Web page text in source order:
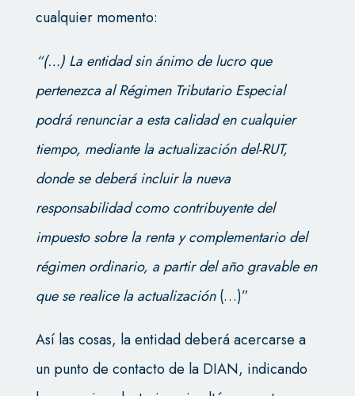
cualquier momento:
“(…) La entidad sin ánimo de lucro que
pertenezca al Régimen Tributario Especial
podrá renunciar a esta calidad en cualquier
tiempo, mediante la actualización del-RUT,
donde se deberá incluir la nueva
responsabilidad como contribuyente del
impuesto sobre la renta y complementario del
régimen ordinario, a partir del año gravable en
que se realice la actualización(…)”
Así las cosas, la entidad deberá acercarse a
un punto de contacto de la DIAN, indicando